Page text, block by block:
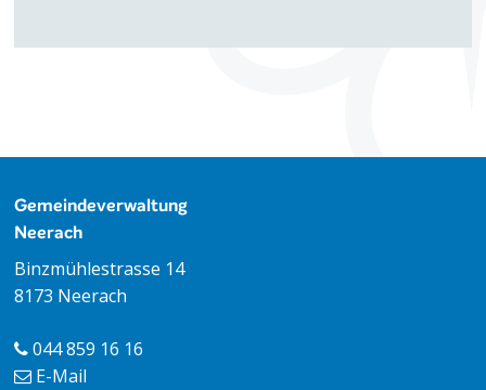
Footer
Gemeindeverwaltung
Neerach
Binzmühlestrasse 14
8173 Neerach
044 859 16 16
E-Mail